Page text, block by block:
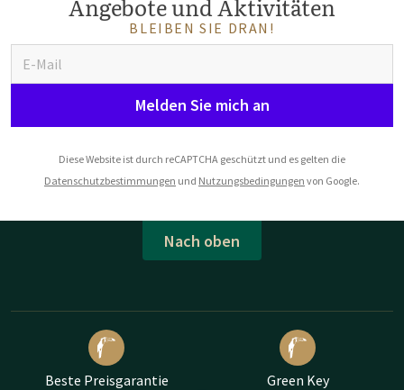
Angebote und Aktivitäten
BLEIBEN SIE DRAN!
Melden Sie mich an
Diese Website ist durch reCAPTCHA geschützt und es gelten die
Datenschutzbestimmungen und Nutzungsbedingungen von Google.
Nach oben
Beste Preisgarantie Green Key